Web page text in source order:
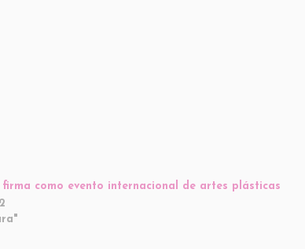
firma como evento internacional de artes plásticas